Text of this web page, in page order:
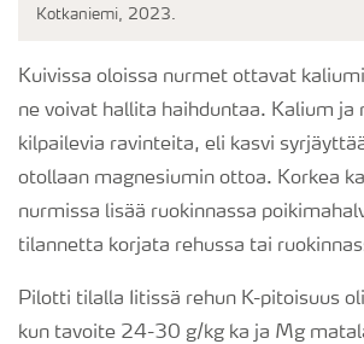
Kotkaniemi, 2023.
Kuivissa oloissa nurmet ottavat
ne voivat hallita haihduntaa. Kalium ja
kilpailevia ravinteita, eli kasvi
otollaan magnesiumin ottoa. Korkea
nurmissa lisää ruokinnassa
tilannetta korjata rehussa tai
Pilotti tilalla Iitissä rehun K-pitoisuus
kun tavoite 24-30 g/kg ka ja Mg